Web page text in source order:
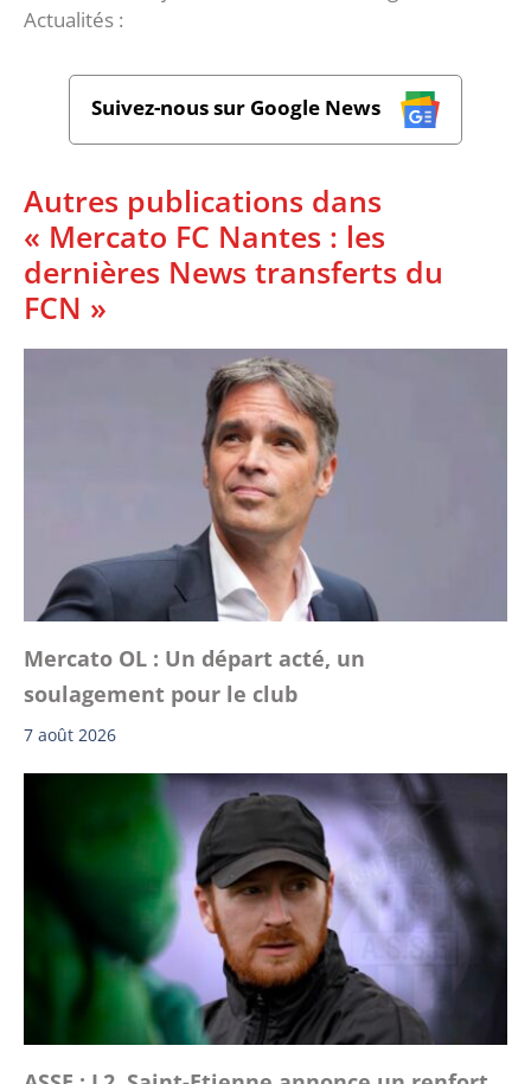
Actualités :
Suivez-nous sur Google News
Autres publications dans
« Mercato FC Nantes : les
dernières News transferts du
FCN »
Mercato OL : Un départ acté, un
soulagement pour le club
7 août 2026